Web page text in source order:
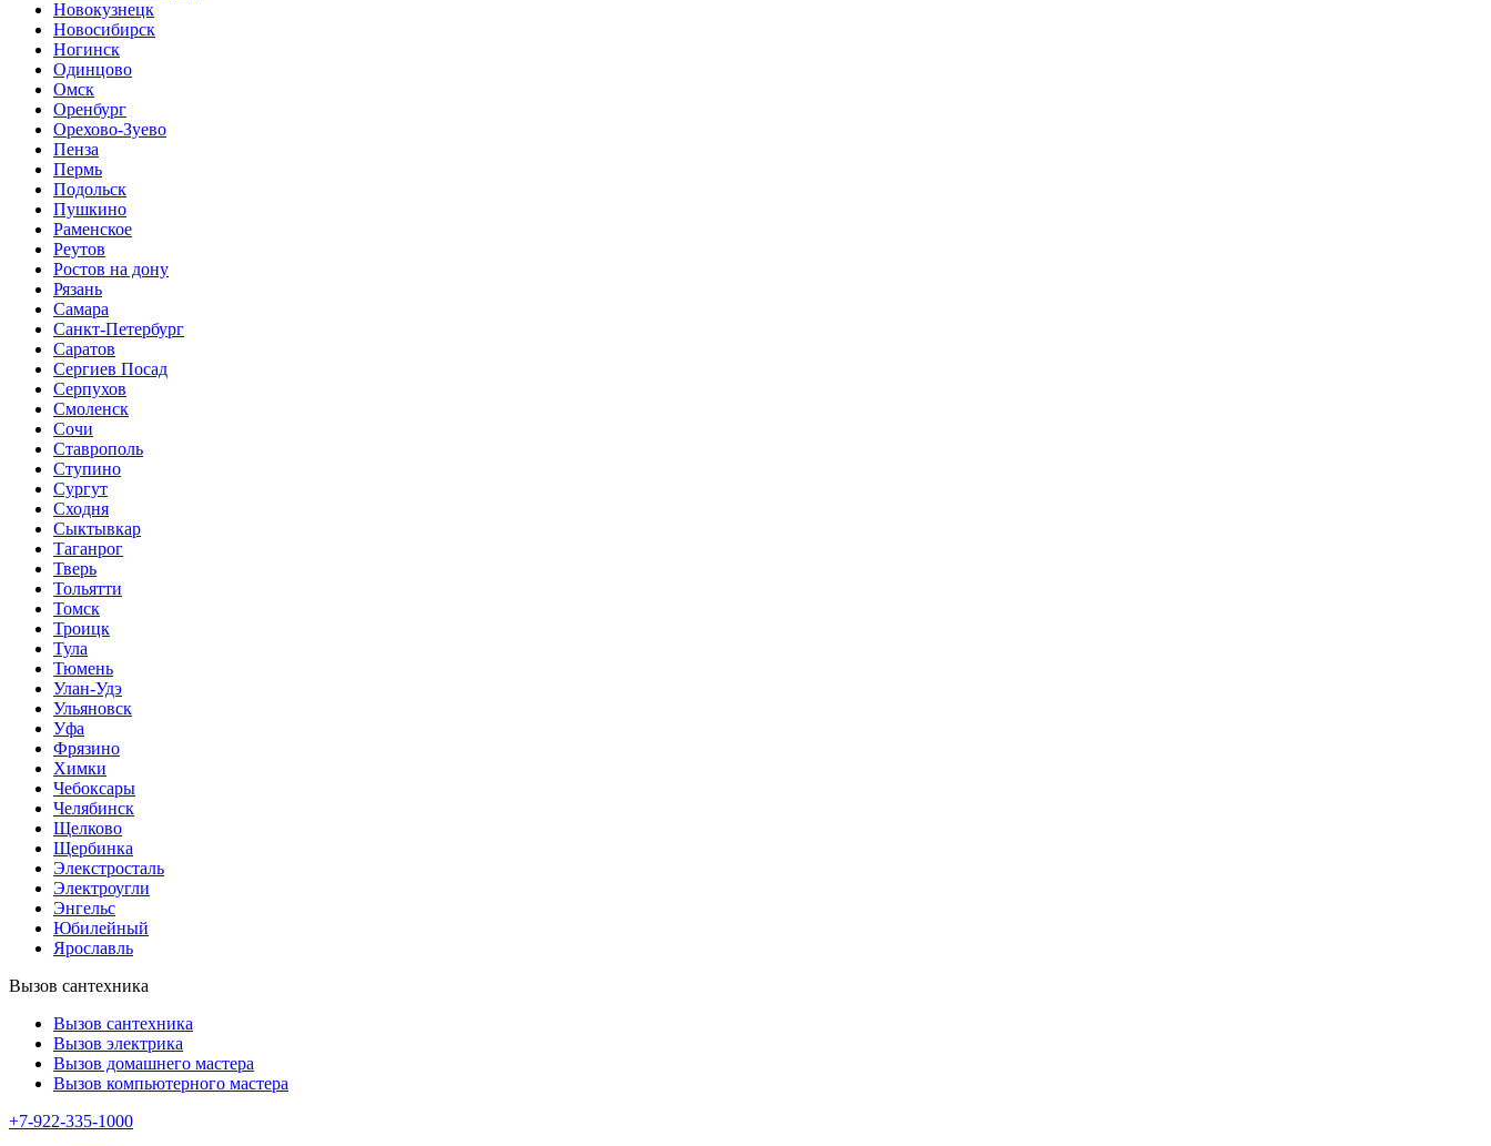
Новокузнецк
Новосибирск
Ногинск
Одинцово
Омск
Оренбург
Орехово-Зуево
Пенза
Пермь
Подольск
Пушкино
Раменское
Реутов
Ростов на дону
Рязань
Самара
Санкт-Петербург
Саратов
Сергиев Посад
Серпухов
Смоленск
Сочи
Ставрополь
Ступино
Сургут
Сходня
Сыктывкар
Таганрог
Тверь
Тольятти
Томск
Троицк
Тула
Тюмень
Улан-Удэ
Ульяновск
Уфа
Фрязино
Химки
Чебоксары
Челябинск
Щелково
Щербинка
Элекстросталь
Электроугли
Энгельс
Юбилейный
Ярославль
Вызов сантехника
Вызов сантехника
Вызов электрика
Вызов домашнего мастера
Вызов компьютерного мастера
+7-922-335-1000